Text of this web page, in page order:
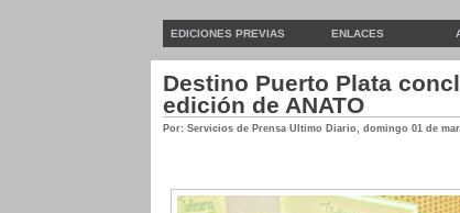
EDICIONES PREVIAS ENLACES
Destino Puerto Plata
edición de ANATO
Por: Servicios de Prensa Ultimo Diario, domingo 01 de